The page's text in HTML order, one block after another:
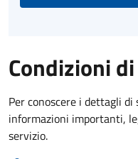
Condizioni
Per conoscere i dettagli
informazioni importanti,
servizio.